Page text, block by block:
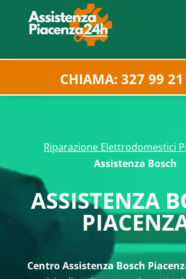
CHIAMA: 327 99
Riparazione Elettrodomestici
Assistenza Bosch
ASSISTENZA
Centro Assistenza Bosch